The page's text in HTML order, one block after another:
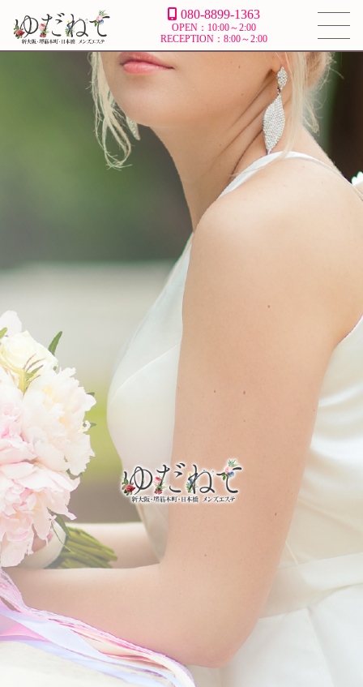
080-8899-1363
OPEN：10:00～2:00
RECEPTION：8:00～2:00